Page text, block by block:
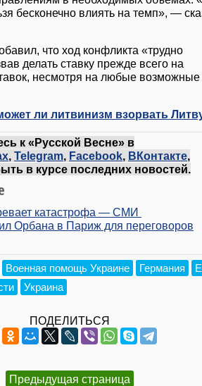
бесконечно влиять на темп», —
что ход конфликта «трудно
делать ставку прежде всего на
несмотря на любые возможные
ли литвинизм взорвать
к «Русской Весне» в
, Telegram, Facebook, ВКонтакте,
в курсе последних новостей.
катастрофа — СМИ
Орбана в Париж для переговоров
Военная помощь Украине Германия
Украина
ПОДЕЛИТЬСЯ
Предыдущая страница